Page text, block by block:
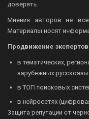
доверять.
Мнения авторов не
Материалы носят
Продвижение
в тематических,
зарубежных
в ТОП поисковых
в нейросетях
Защита репутации от